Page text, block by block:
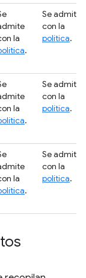
la
.
Se admite
con la
política.
la
.
Se admite
con la
política.
la
.
Se admite
con la
política.